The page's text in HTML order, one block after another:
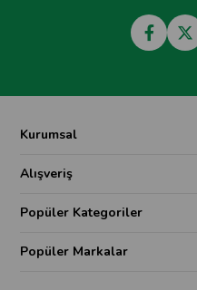
Kurumsal
Alışveriş
Popüler Kategoriler
Popüler Markalar